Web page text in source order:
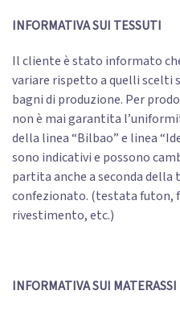
INFORMATIVA SUI TESSUTI
Il cliente è stato informato
variare rispetto a quelli scelti
bagni di produzione. Per
non è mai garantita
della linea “Bilbao” e linea
sono indicativi e possono
partita anche a seconda
confezionato. (testata futon,
rivestimento, etc.)
INFORMATIVA SUI MATERASSI